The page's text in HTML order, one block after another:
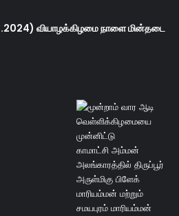
வியாழக்கிழமை நாளை மின்தடை